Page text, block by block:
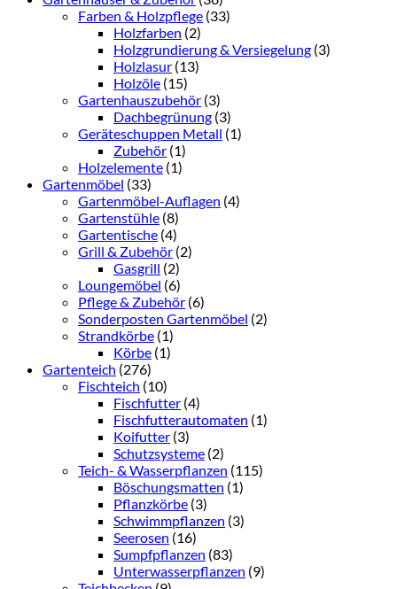
Farben & Holzpflege (33)
Holzfarben (2)
Holzgrundierung & Versiegelung (3)
Holzlasur (13)
Holzöle (15)
Gartenhauszubehör (3)
Dachbegrünung (3)
Geräteschuppen Metall (1)
Zubehör (1)
Holzelemente (1)
Gartenmöbel (33)
Gartenmöbel-Auflagen (4)
Gartenstühle (8)
Gartentische (4)
Grill & Zubehör (2)
Gasgrill (2)
Loungemöbel (6)
Pflege & Zubehör (6)
Sonderposten Gartenmöbel (2)
Strandkörbe (1)
Körbe (1)
Gartenteich (276)
Fischteich (10)
Fischfutter (4)
Fischfutterautomaten (1)
Koifutter (3)
Schutzsysteme (2)
Teich- & Wasserpflanzen (115)
Böschungsmatten (1)
Pflanzkörbe (3)
Schwimmpflanzen (3)
Seerosen (16)
Sumpfpflanzen (83)
Unterwasserpflanzen (9)